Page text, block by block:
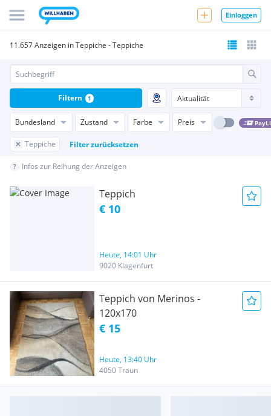
Einloggen
11.657 Anzeigen in Teppiche - Teppiche
Bundesland Zustand Farbe Preis
Teppiche Filter zurücksetzen
Filtern 1
Infos zur Reihung der Anzeigen
Teppich
€ 10
Heute, 14:01 Uhr
9020 Klagenfurt
Teppich von Merinos -
120x170
€ 15
Heute, 13:40 Uhr
4050 Traun